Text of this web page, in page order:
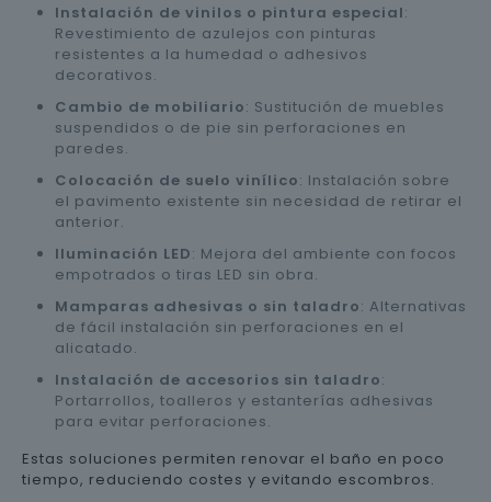
Instalación de vinilos o pintura especial:
Revestimiento de azulejos con pinturas
resistentes a la humedad o adhesivos
decorativos.
Cambio de mobiliario: Sustitución de muebles
suspendidos o de pie sin perforaciones en
paredes.
Colocación de suelo vinílico: Instalación sobre
el pavimento existente sin necesidad de retirar el
anterior.
Iluminación LED: Mejora del ambiente con focos
empotrados o tiras LED sin obra.
Mamparas adhesivas o sin taladro: Alternativas
de fácil instalación sin perforaciones en el
alicatado.
Instalación de accesorios sin taladro:
Portarrollos, toalleros y estanterías adhesivas
para evitar perforaciones.
Estas soluciones permiten renovar el baño en poco
tiempo, reduciendo costes y evitando escombros.